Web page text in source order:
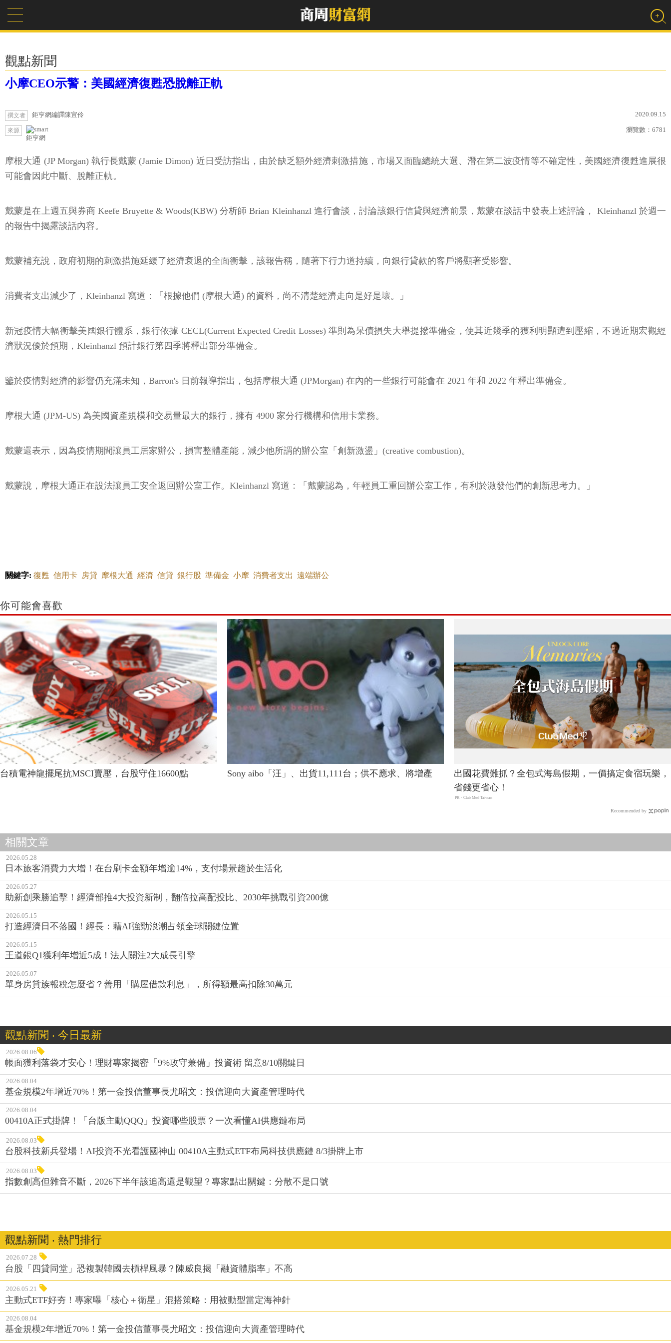
觀點新聞
小摩CEO示警：美國經濟復甦恐脫離正軌
撰文者 鉅亨網編譯陳宜伶 2020.09.15
來源
鉅亨網
瀏覽數： 6781
摩根大通 (JP Morgan) 執行長戴蒙 (Jamie Dimon) 近日受訪指出，由於缺乏額外經濟刺激措施，市場又面臨總統大選、潛在第二波疫情等不確定性，美國經濟復甦進展很
可能會因此中斷、脫離正軌。
戴蒙是在上週五與券商 Keefe Bruyette & Woods(KBW) 分析師 Brian Kleinhanzl 進行會談，討論該銀行信貸與經濟前景，戴蒙在談話中發表上述評論， Kleinhanzl 於週一
的報告中揭露談話內容。
戴蒙補充說，政府初期的刺激措施延緩了經濟衰退的全面衝擊，該報告稱，隨著下行力道持續，向銀行貸款的客戶將顯著受影響。
消費者支出減少了，Kleinhanzl 寫道：「根據他們 (摩根大通) 的資料，尚不清楚經濟走向是好是壞。」
新冠疫情大幅衝擊美國銀行體系，銀行依據 CECL(Current Expected Credit Losses) 準則為呆債損失大舉提撥準備金，使其近幾季的獲利明顯遭到壓縮，不過近期宏觀經
濟狀況優於預期，Kleinhanzl 預計銀行第四季將釋出部分準備金。
鑒於疫情對經濟的影響仍充滿未知，Barron's 日前報導指出，包括摩根大通 (JPMorgan) 在內的一些銀行可能會在 2021 年和 2022 年釋出準備金。
摩根大通 (JPM-US) 為美國資產規模和交易量最大的銀行，擁有 4900 家分行機構和信用卡業務。
戴蒙還表示，因為疫情期間讓員工居家辦公，損害整體產能，減少他所謂的辦公室「創新激盪」(creative combustion)。
戴蒙說，摩根大通正在設法讓員工安全返回辦公室工作。Kleinhanzl 寫道：「戴蒙認為，年輕員工重回辦公室工作，有利於激發他們的創新思考力。」
關鍵字: 復甦 信用卡 房貸 摩根大通 經濟 信貸 銀行股 準備金 小摩 消費者支出 遠端辦公
你可能會喜歡
台積電神龍擺尾抗MSCI賣壓，台股守住16600點 Sony aibo「汪」、出貨11,111台；供不應求、將增產
出國花費難抓？全包式海島假期，一價搞定食宿玩樂，
省錢更省心！
PR・Club Med Taiwan
Recommended by
相關文章
2026.05.28
日本旅客消費力大增！在台刷卡金額年增逾14%，支付場景趨於生活化
2026.05.27
助新創乘勝追擊！經濟部推4大投資新制，翻倍拉高配投比、2030年挑戰引資200億
2026.05.15
打造經濟日不落國！經長：藉AI強勁浪潮占領全球關鍵位置
2026.05.15
王道銀Q1獲利年增近5成！法人關注2大成長引擎
2026.05.07
單身房貸族報稅怎麼省？善用「購屋借款利息」，所得額最高扣除30萬元
觀點新聞 ‧ 今日最新
2026.08.06
帳面獲利落袋才安心！理財專家揭密「9%攻守兼備」投資術 留意8/10關鍵日
2026.08.04
基金規模2年增近70%！第一金投信董事長尤昭文：投信迎向大資產管理時代
2026.08.04
00410A正式掛牌！「台版主動QQQ」投資哪些股票？一次看懂AI供應鏈布局
2026.08.03
台股科技新兵登場！AI投資不光看護國神山 00410A主動式ETF布局科技供應鏈 8/3掛牌上市
2026.08.03
指數創高但雜音不斷，2026下半年該追高還是觀望？專家點出關鍵：分散不是口號
觀點新聞 ‧ 熱門排行
2026.07.28
台股「四貸同堂」恐複製韓國去槓桿風暴？陳威良揭「融資體脂率」不高
2026.05.21
主動式ETF好夯！專家曝「核心＋衛星」混搭策略：用被動型當定海神針
2026.08.04
基金規模2年增近70%！第一金投信董事長尤昭文：投信迎向大資產管理時代